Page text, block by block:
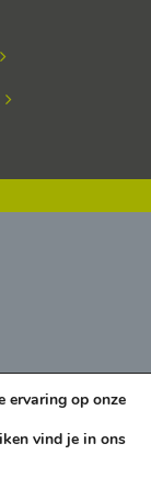
ervaring op onze
vind je in ons